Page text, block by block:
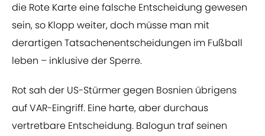
die Rote Karte eine falsche Entscheidung gewesen
sein, so Klopp weiter, doch müsse man mit
derartigen Tatsachenentscheidungen im Fußball
leben – inklusive der Sperre.
Rot sah der US-Stürmer gegen Bosnien übrigens
auf VAR-Eingriff. Eine harte, aber durchaus
vertretbare Entscheidung. Balogun traf seinen